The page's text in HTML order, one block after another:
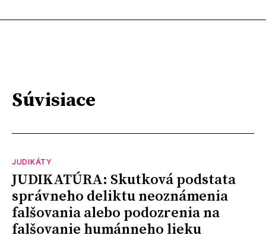
Súvisiace
JUDIKÁTY
JUDIKATÚRA: Skutková podstata
správneho deliktu neoznámenia
falšovania alebo podozrenia na
falšovanie humánneho lieku